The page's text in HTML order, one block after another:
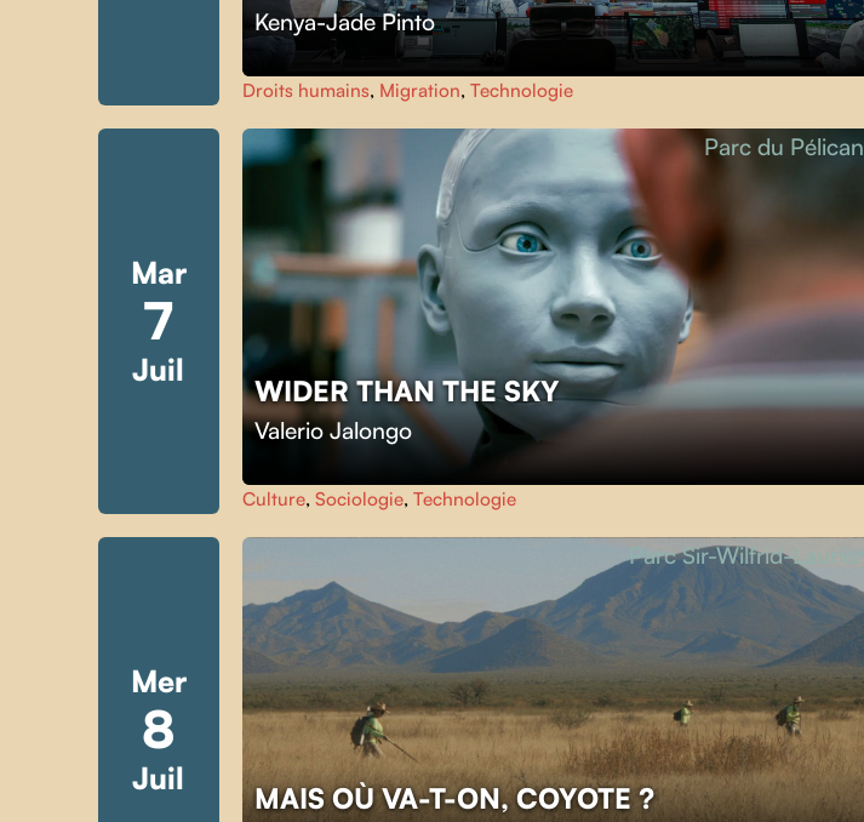
Kenya-Jade Pinto
Droits humains, Migration, Technologie
Mar
7
Juil
WIDER THAN THE SKY
Valerio Jalongo
Parc du Pélican
Culture, Sociologie, Technologie
Mer
8
Juil
MAIS OÙ VA-T-ON, COYOTE ?
Parc Sir-Wilfrid-Laurier